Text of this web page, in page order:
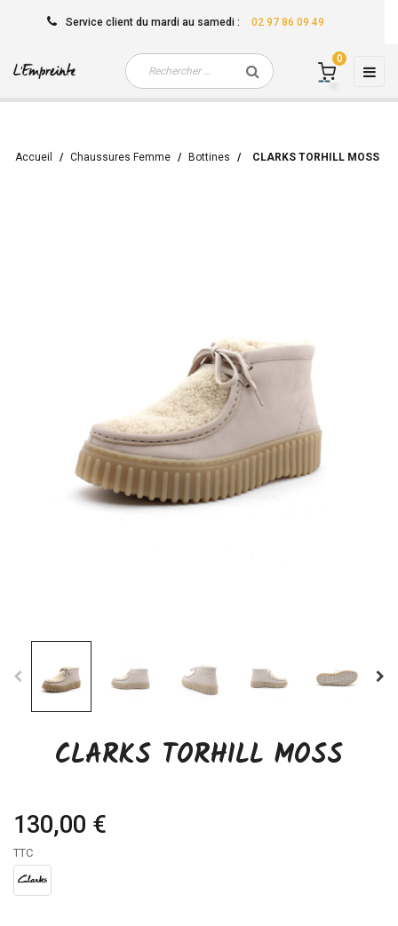
Service client du mardi au samedi : 02 97 86 09 49
☰
0
Accueil Chaussures Femme Bottines CLARKS TORHILL MOSS
CLARKS TORHILL MOSS
130,00 €
TTC